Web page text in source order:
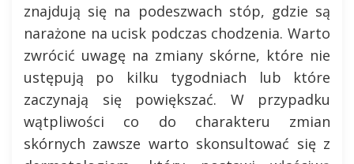
znajdują się na podeszwach stóp, gdzie są
narażone na ucisk podczas chodzenia. Warto
zwrócić uwagę na zmiany skórne, które nie
ustępują po kilku tygodniach lub które
zaczynają się powiększać. W przypadku
wątpliwości co do charakteru zmian
skórnych zawsze warto skonsultować się z